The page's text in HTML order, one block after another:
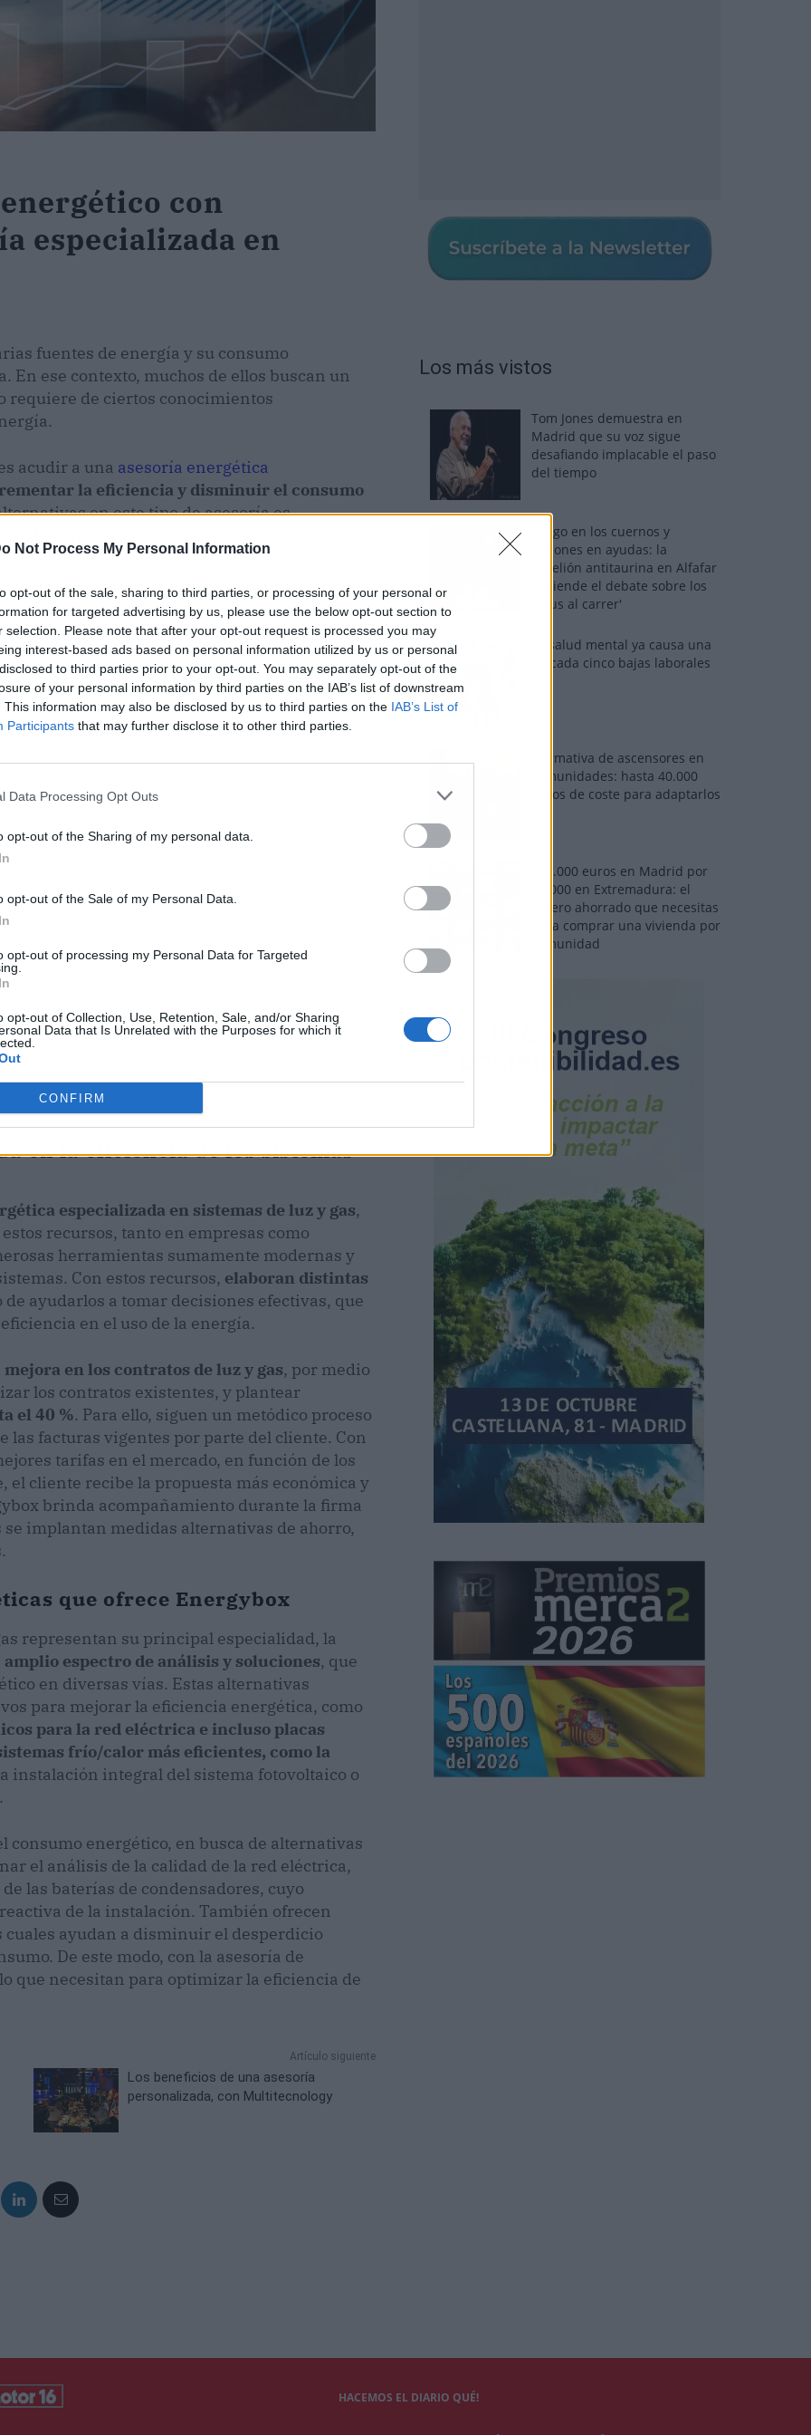
Not Process My Personal Information
opt-out of the sale, sharing to third parties, or processing of your personal or
for targeted advertising by us, please use the below opt-out section to
selection. Please note that after your opt-out request is processed you may
interest-based ads based on personal information utilized by us or personal
to third parties prior to your opt-out. You may separately opt-out of the
of your personal information by third parties on the IAB’s list of downstream
This information may also be disclosed by us to third parties on the IAB’s List of
Participants that may further disclose it to other third parties.
Data Processing Opt Outs
opt-out of the Sharing of my personal data.
opt-out of the Sale of my Personal Data.
opt-out of processing my Personal Data for Targeted
opt-out of Collection, Use, Retention, Sale, and/or Sharing
Data that Is Unrelated with the Purposes for which it
CONFIRM
con
especializada en
fuentes de energía y su consumo
En ese contexto, muchos de ellos buscan un
requiere de ciertos conocimientos
acudir a una asesoría energética
la eficiencia y disminuir el consumo
en este tipo de asesoría es
en la eficiencia de los sistemas
especializada en sistemas de luz y gas,
recursos, tanto en empresas como
herramientas sumamente modernas y
Con estos recursos, elaboran distintas
ayudarlos a tomar decisiones efectivas, que
en el uso de la energía.
mejora en los contratos de luz y gas, por medio
los contratos existentes, y plantear
el 40 %. Para ello, siguen un metódico proceso
las facturas vigentes por parte del cliente. Con
tarifas en el mercado, en función de los
cliente recibe la propuesta más económica y
brinda acompañamiento durante la firma
implantan medidas alternativas de ahorro,
que ofrece Energybox
representan su principal especialidad, la
amplio espectro de análisis y soluciones, que
en diversas vías. Estas alternativas
para mejorar la eficiencia energética, como
para la red eléctrica e incluso placas
frío/calor más eficientes, como la
instalación integral del sistema fotovoltaico o
consumo energético, en busca de alternativas
el análisis de la calidad de la red eléctrica,
las baterías de condensadores, cuyo
de la instalación. También ofrecen
ayudan a disminuir el desperdicio
De este modo, con la asesoría de
que necesitan para optimizar la eficiencia de
Artículo siguiente
Los beneficios de una asesoría
personalizada, con Multitecnology
Los más vistos
Tom Jones demuestra en
Madrid que su voz sigue
desafiando implacable el paso
del tiempo
Fuego en los cuernos y
millones en ayudas: la
rebelión antitaurina en Alfafar
enciende el debate sobre los
'bous al carrer'
La salud mental ya causa una
de cada cinco bajas laborales
Normativa de ascensores en
comunidades: hasta 40.000
euros de coste para adaptarlos
110.000 euros en Madrid por
31.000 en Extremadura: el
dinero ahorrado que necesitas
para comprar una vivienda por
comunidad
HACEMOS EL DIARIO QUÉ!